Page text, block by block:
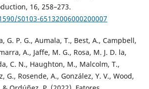
16, 258–273.
S0103-65132006000200007
G. P. G., Aumala, T., Best, A., Campbell,
A., Jaffe, M. G., Rosa, M. J. D. la,
C. N., Haughton, M., Malcolm, T.,
G., Rosende, A., González, Y. V., Wood,